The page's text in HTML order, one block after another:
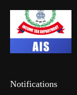
Notifications